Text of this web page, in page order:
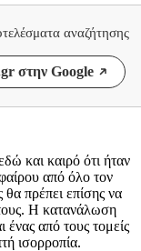
αναζήτησης
στην Google
και καιρό ότι ήταν
από όλο τον
θα πρέπει επίσης να
Η κατανάλωση
ένας από τους τομείς
ισορροπία.